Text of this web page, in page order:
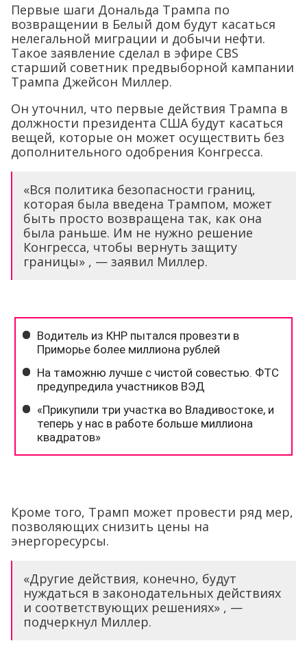
Первые шаги Дональда Трампа по
возвращении в Белый дом будут касаться
нелегальной миграции и добычи нефти.
Такое заявление сделал в эфире CBS
старший советник предвыборной кампании
Трампа Джейсон Миллер.
Он уточнил, что первые действия Трампа в
должности президента США будут касаться
вещей, которые он может осуществить без
дополнительного одобрения Конгресса.
«Вся политика безопасности границ,
которая была введена Трампом, может
быть просто возвращена так, как она
была раньше. Им не нужно решение
Конгресса, чтобы вернуть защиту
границы» , — заявил Миллер.
Кроме того, Трамп может провести ряд мер,
позволяющих снизить цены на
энергоресурсы.
«Другие действия, конечно, будут
нуждаться в законодательных действиях
и соответствующих решениях» , —
подчеркнул Миллер.